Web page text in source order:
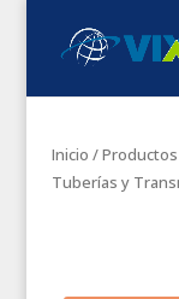
Inicio /Productos
Tuberías y